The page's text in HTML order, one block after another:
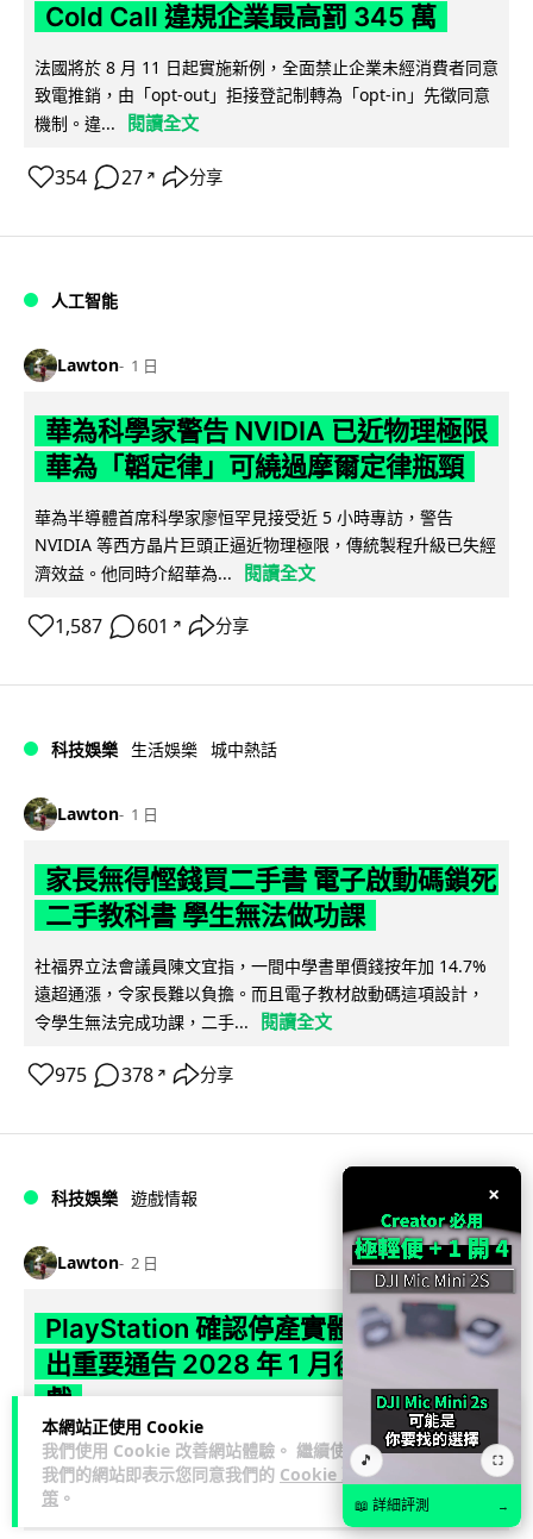
本網站正使用 Cookie
我們使用 Cookie 改善網站體驗。 繼續使用
我們的網站即表示您同意我們的 Cookie 政
策 。
Cold Call 違規企業最高罰 345 萬
法國將於 8 月 11 日起實施新例，全面禁止企業未經消費者同意
致電推銷，由「opt-out」拒接登記制轉為「opt-in」先徵同意
機制。違...
閱讀全文
354 27 ↗ 分享
人工智能
Lawton 1 日
華為科學家警告 NVIDIA 已近物理極限
華為「韜定律」可繞過摩爾定律瓶頸
華為半導體首席科學家廖恒罕見接受近 5 小時專訪，警告
NVIDIA 等西方晶片巨頭正逼近物理極限，傳統製程升級已失經
濟效益。他同時介紹華為...
閱讀全文
1,587 601 ↗ 分享
科技娛樂 生活娛樂 城中熱話
Lawton 1 日
家長無得慳錢買二手書 電子啟動碼鎖死
二手教科書 學生無法做功課
社福界立法會議員陳文宜指，一間中學書單價錢按年加 14.7%
遠超通漲，令家長難以負擔。而且電子教材啟動碼這項設計，
令學生無法完成功課，二手...
閱讀全文
975 378 ↗ 分享
科技娛樂 遊戲情報
Lawton 2 日
PlayStation 確認停產實體光碟 包裝印
出重要通告 2028 年 1 月後不出光碟遊
戲
Sony 已在 PS5 主機包裝加貼提示貼紙，重申官方 7 月已公布
計劃：2028 年 1 月起停產新遊戲實體光碟。分析師預期 PS6
因此...
×
🎵 ⛶
📖 詳細評測 →